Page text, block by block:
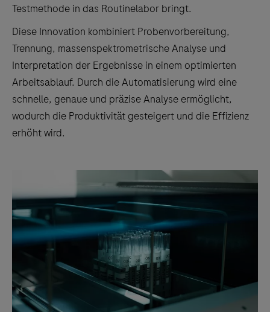
Testmethode in das Routinelabor bringt.
Diese Innovation kombiniert Probenvorbereitung,
Trennung, massenspektrometrische Analyse und
Interpretation der Ergebnisse in einem optimierten
Arbeitsablauf. Durch die Automatisierung wird eine
schnelle, genaue und präzise Analyse ermöglicht,
wodurch die Produktivität gesteigert und die Effizienz
erhöht wird.